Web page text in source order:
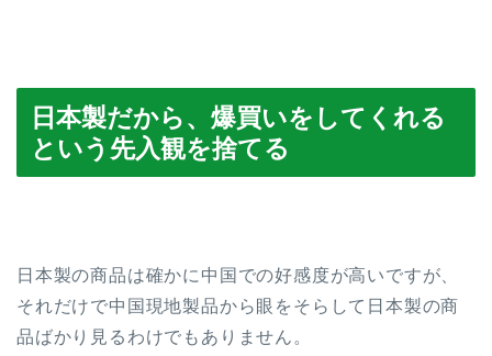
日本製だから、爆買いをしてくれる
という先入観を捨てる
日本製の商品は確かに中国での好感度が高いですが、
それだけで中国現地製品から眼をそらして日本製の商
品ばかり見るわけでもありません。